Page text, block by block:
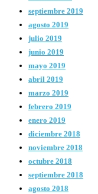
septiembre 2019
agosto 2019
julio 2019
junio 2019
mayo 2019
abril 2019
marzo 2019
febrero 2019
enero 2019
diciembre 2018
noviembre 2018
octubre 2018
septiembre 2018
agosto 2018